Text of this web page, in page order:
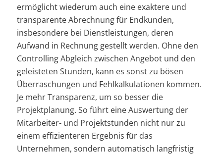
ermöglicht wiederum auch eine exaktere und
transparente Abrechnung für Endkunden,
insbesondere bei Dienstleistungen, deren
Aufwand in Rechnung gestellt werden. Ohne den
Controlling Abgleich zwischen Angebot und den
geleisteten Stunden, kann es sonst zu bösen
Überraschungen und Fehlkalkulationen kommen.
Je mehr Transparenz, um so besser die
Projektplanung. So führt eine Auswertung der
Mitarbeiter- und Projektstunden nicht nur zu
einem effizienteren Ergebnis für das
Unternehmen, sondern automatisch langfristig